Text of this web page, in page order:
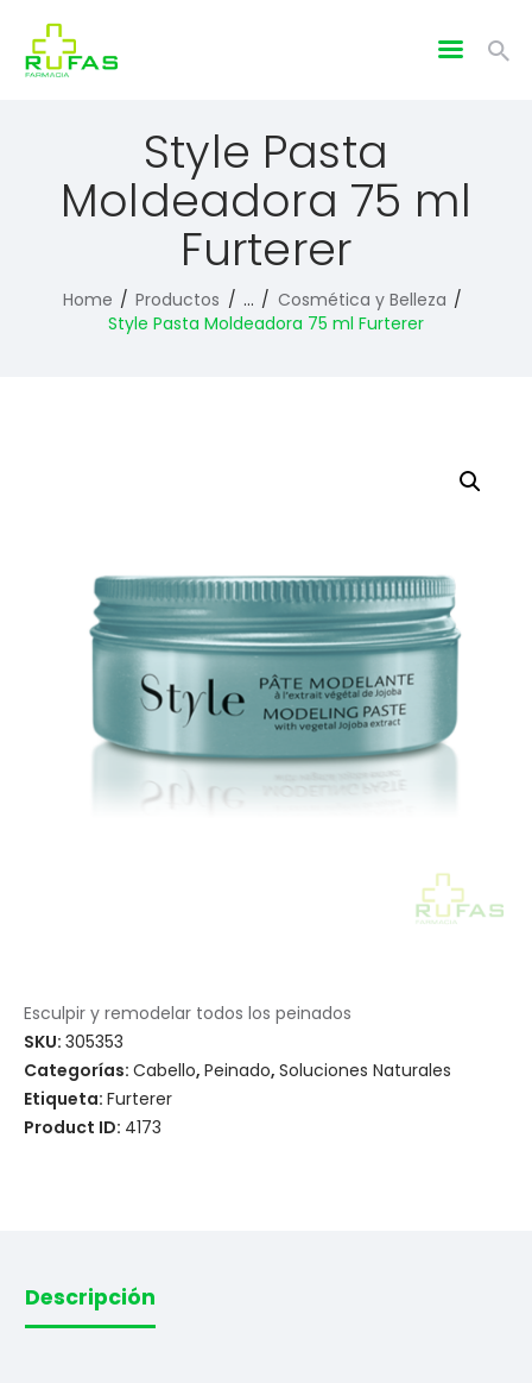
Style Pasta
Moldeadora 75 ml
Furterer
Home Productos ...
Cosmética y Belleza
Style Pasta Moldeadora 75 ml Furterer
Esculpir y remodelar todos los peinados
SKU: 305353
Categorías: Cabello, Peinado, Soluciones Naturales
Etiqueta: Furterer
Product ID: 4173
Descripción